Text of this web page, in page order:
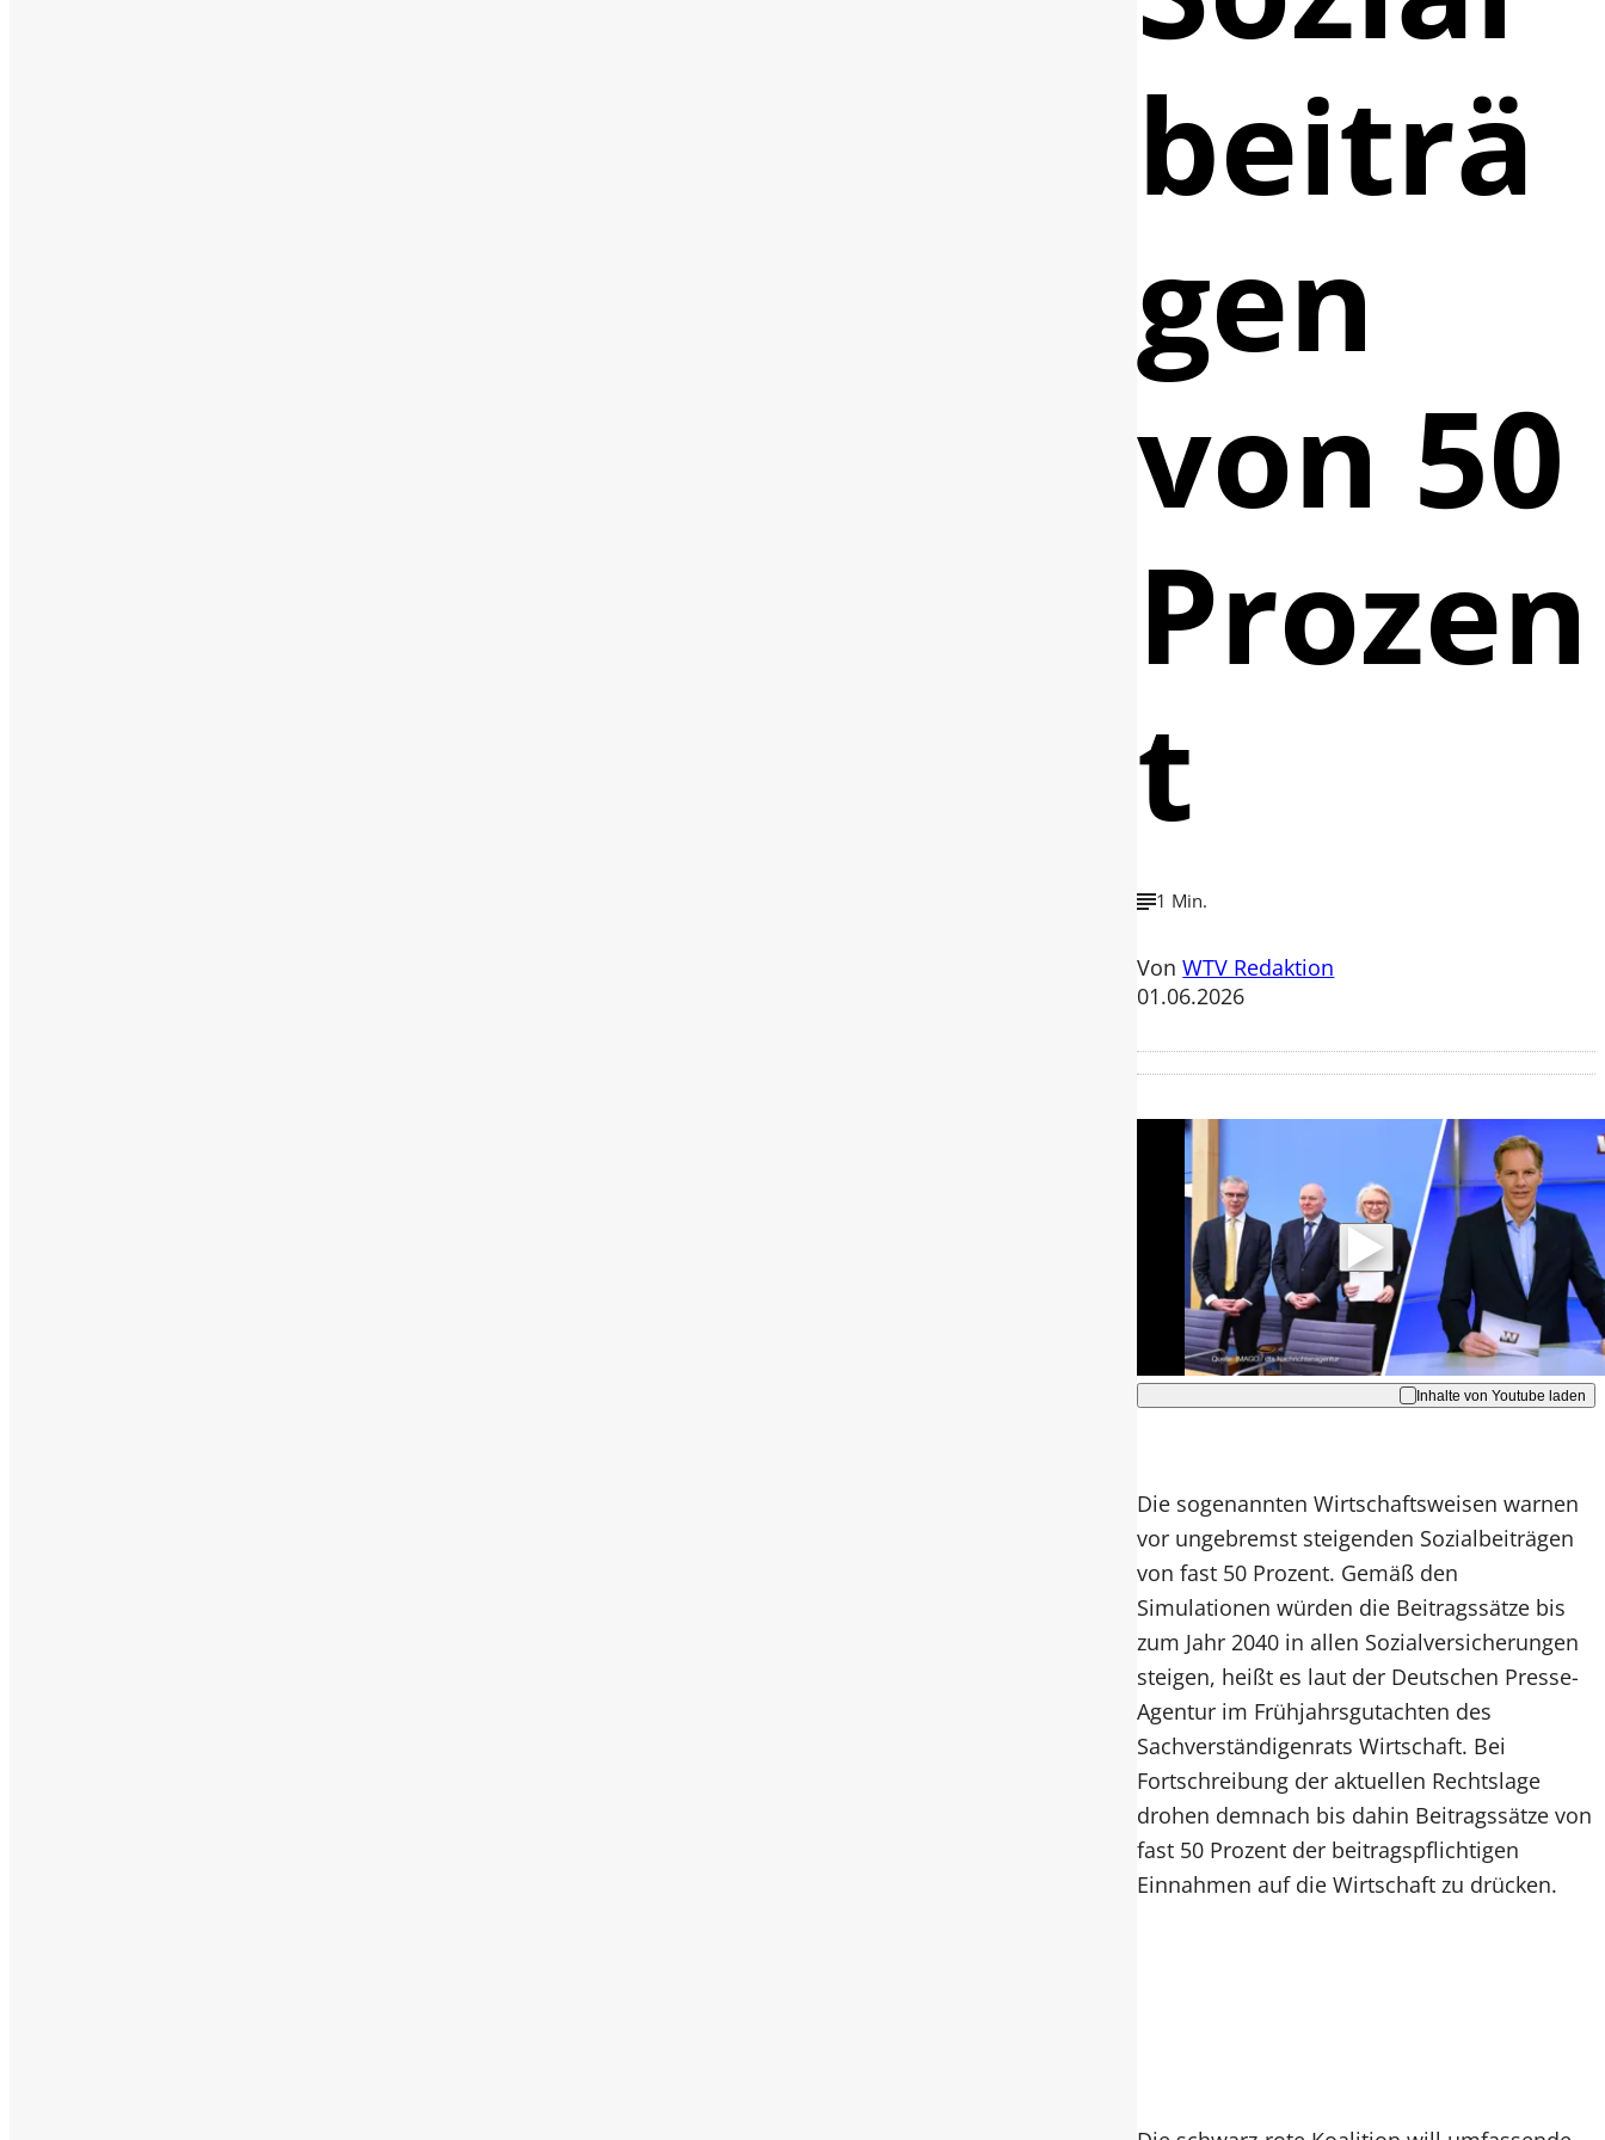
beiträ
gen
von 50
Prozen
t
1 Min.
VonWTV Redaktion
01.06.2026
Mit der Wiedergabe dieses Videos
werden Daten an Youtube übertragen.
Hinweise dazu erhalten Sie in der
Datenschutzerklärung
Akzeptieren
Inhalte von Youtube laden
Die sogenannten Wirtschaftsweisen warnen
vor ungebremst steigenden Sozialbeiträgen
von fast 50 Prozent. Gemäß den
Simulationen würden die Beitragssätze bis
zum Jahr 2040 in allen Sozialversicherungen
steigen, heißt es laut der Deutschen Presse-
Agentur im Frühjahrsgutachten des
Sachverständigenrats Wirtschaft. Bei
Fortschreibung der aktuellen Rechtslage
drohen demnach bis dahin Beitragssätze von
fast 50 Prozent der beitragspflichtigen
Einnahmen auf die Wirtschaft zu drücken.